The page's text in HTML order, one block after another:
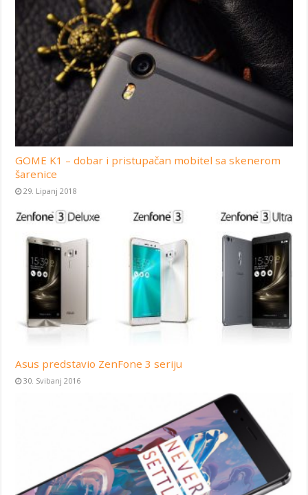
GOME K1 – dobar i pristupačan mobitel sa skenerom
šarenice
29. Lipanj 2018
Asus predstavio ZenFone 3 seriju
30. Svibanj 2016